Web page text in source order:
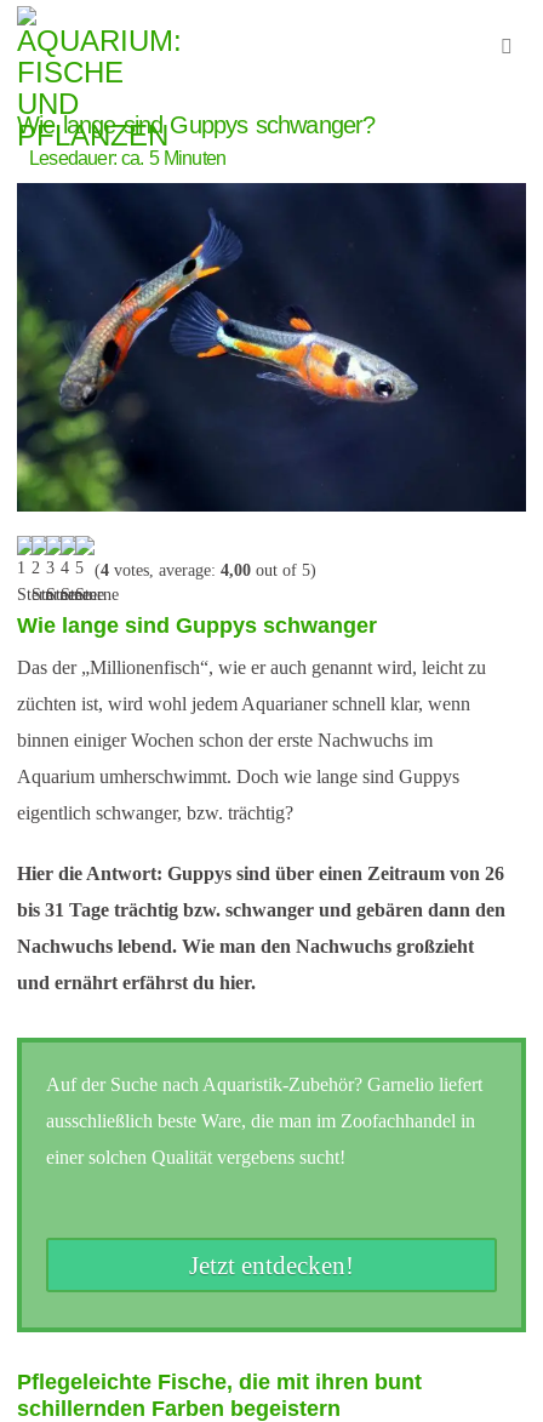
Wie lange sind Guppys schwanger?
Lesedauer: ca. 5Minuten
(4 votes, average: 4,00 out of 5)
Wie lange sind Guppys schwanger
Das der „Millionenfisch“, wie er auch genannt wird, leicht zu
züchten ist, wird wohl jedem Aquarianer schnell klar, wenn
binnen einiger Wochen schon der erste Nachwuchs im
Aquarium umherschwimmt. Doch wie lange sind Guppys
eigentlich schwanger, bzw. trächtig?
Hier die Antwort: Guppys sind über einen Zeitraum von 26
bis 31 Tage trächtig bzw. schwanger und gebären dann den
Nachwuchs lebend. Wie man den Nachwuchs großzieht
und ernährt erfährst du hier.
Auf der Suche nach Aquaristik-Zubehör? Garnelio liefert
ausschließlich beste Ware, die man im Zoofachhandel in
einer solchen Qualität vergebens sucht!
Jetzt entdecken!
Pflegeleichte Fische, die mit ihren bunt
schillernden Farben begeistern